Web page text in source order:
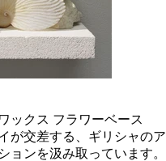
ックス フラワーベース
が交差する、ギリシャのア
ョンを汲み取っています。